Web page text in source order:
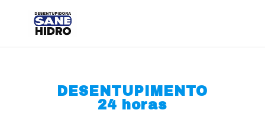
DESENTUPIMENTO
24 horas